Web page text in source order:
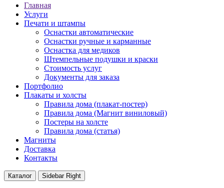
Главная
Услуги
Печати и штампы
Оснастки автоматические
Оснастки ручные и карманные
Оснастка для медиков
Штемпельные подушки и краски
Стоимость услуг
Документы для заказа
Портфолио
Плакаты и холсты
Правила дома (плакат-постер)
Правила дома (Магнит виниловый)
Постеры на холсте
Правила дома (статья)
Магниты
Доставка
Контакты
Каталог Sidebar Right